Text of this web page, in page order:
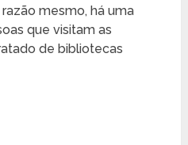
mesmo, há uma
que visitam as
de bibliotecas